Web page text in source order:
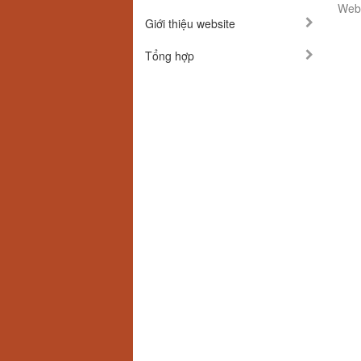
Giới thiệu website
Tổng hợp